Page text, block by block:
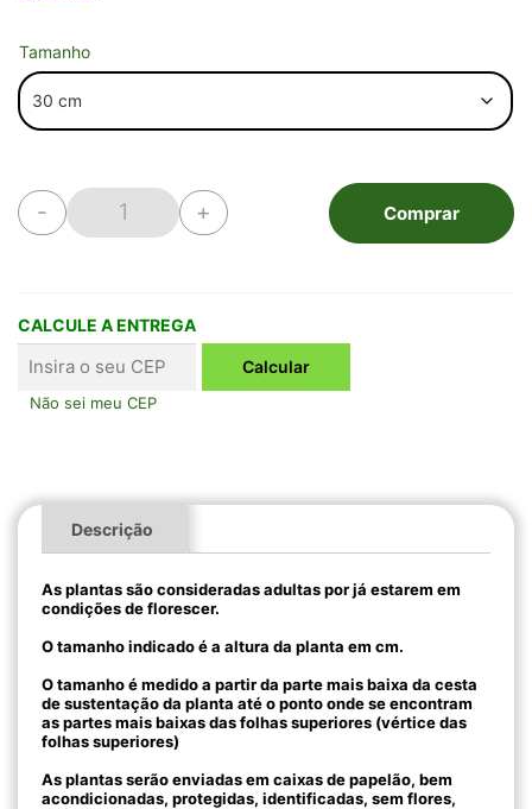
Tamanho
Vanda Kasem´s Delight x Gordon Dillon Dark Blue
- + Comprar
CALCULE A ENTREGA
Não sei meu CEP
Descrição
As plantas são consideradas adultas por já estarem em
condições de florescer.
O tamanho indicado é a altura da planta em cm.
O tamanho é medido a partir da parte mais baixa da cesta
de sustentação da planta até o ponto onde se encontram
as partes mais baixas das folhas superiores (vértice das
folhas superiores)
As plantas serão enviadas em caixas de papelão, bem
acondicionadas, protegidas, identificadas, sem flores,